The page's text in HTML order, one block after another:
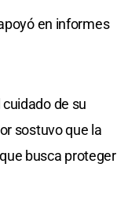
en informes
de su
sostuvo que la
busca proteger